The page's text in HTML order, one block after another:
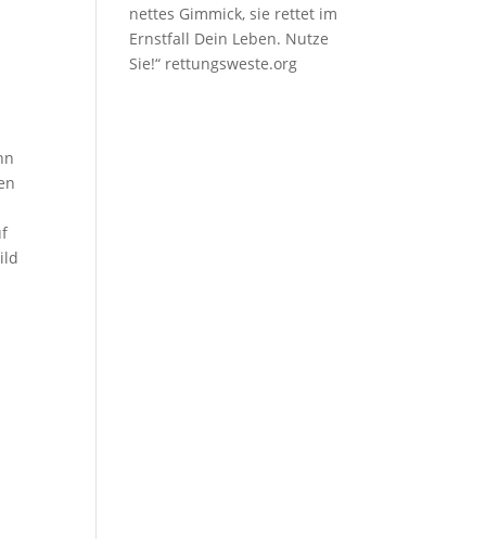
nettes Gimmick, sie rettet im
Ernstfall Dein Leben. Nutze
Sie!“ rettungsweste.org